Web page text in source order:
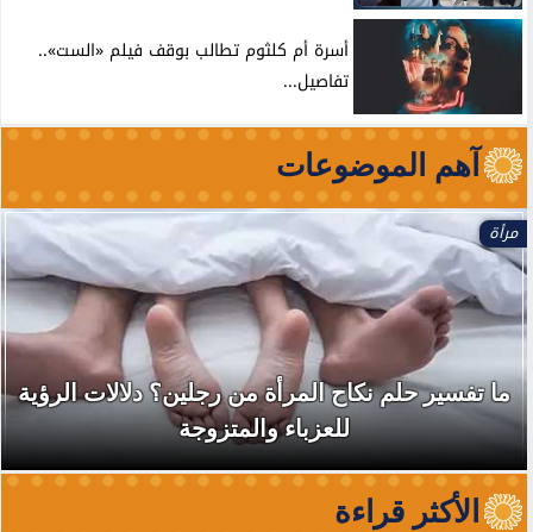
أسرة أم كلثوم تطالب بوقف فيلم «الست»..
تفاصيل...
آهم الموضوعات
مرأة
ما تفسير حلم نكاح المرأة من رجلين؟ دلالات الرؤية
للعزباء والمتزوجة
الأكثر قراءة